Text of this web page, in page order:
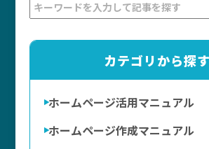
カテゴリから探す
ホームページ活用マニュアル
ホームページ作成マニュアル